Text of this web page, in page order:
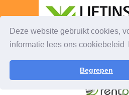
Deze website gebruikt cookies,
informatie lees ons cookiebeleid
Begrepen
© 2026 - Mh-